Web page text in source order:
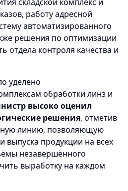
работу адресной
автоматизированного
решения по оптимизации
отдела контроля качества и
уделено
обработки линз и
высоко оценил
решения, отметив
линию, позволяющую
выпуска продукции на всех
незавершённого
выработку на каждом